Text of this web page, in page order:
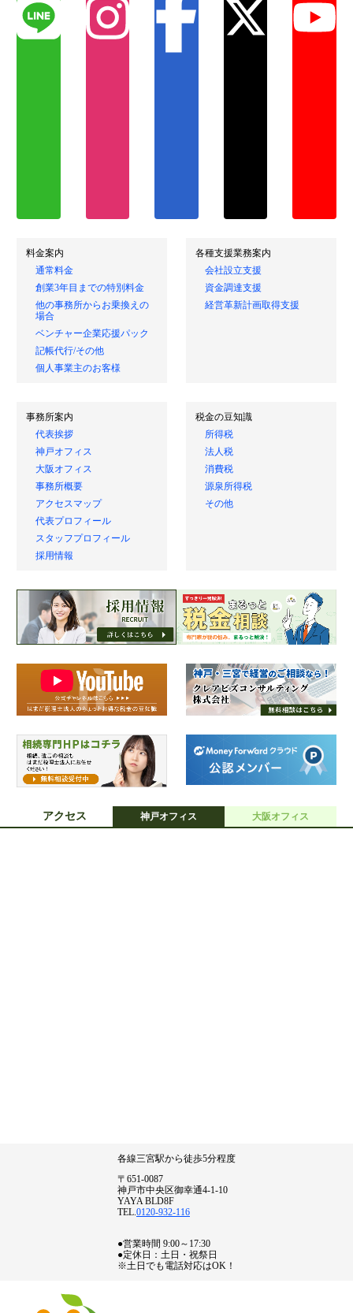
料金案内
通常料金
創業3年目までの特別料金
他の事務所からお乗換えの
場合
ベンチャー企業応援パック
記帳代行/その他
個人事業主のお客様
各種支援業務案内
会社設立支援
資金調達支援
経営革新計画取得支援
事務所案内
代表挨拶
神戸オフィス
大阪オフィス
事務所概要
アクセスマップ
代表プロフィール
スタッフプロフィール
採用情報
税金の豆知識
所得税
法人税
消費税
源泉所得税
その他
アクセス 神戸オフィス 大阪オフィス
各線三宮駅から徒歩5分程度
〒651-0087
神戸市中央区御幸通4-1-10
YAYA BLD8F
TEL. 0120-932-116
●営業時間 9:00～17:30
●定休日：土日・祝祭日
※土日でも電話対応はOK！